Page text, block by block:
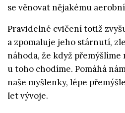
se věnovat nějakému
Pravidelné cvičení totiž
a zpomaluje jeho stárnutí,
náhoda, že když
u toho chodíme. Pomáhá
naše myšlenky, lépe
let vývoje.